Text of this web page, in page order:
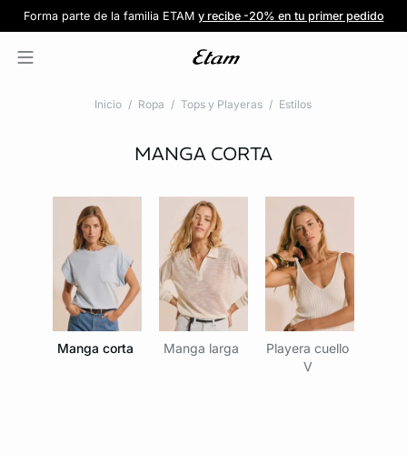
-20% en tu primera ordenal iniciar sesión
Beneficio exclusivo para clientes nuevos Únete a ETAM
Forma parte de la familia ETAM y recibe -20% en tu primer pedido
Envío gratisen compras de $1599
Inicio Ropa Tops y Playeras Estilos
MANGA CORTA
Manga corta Manga larga
Playera cuello
V